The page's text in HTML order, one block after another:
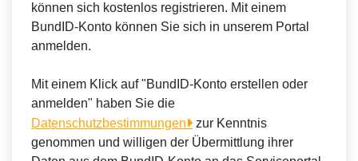
können sich kostenlos registrieren. Mit einem
BundID-Konto können Sie sich in unserem Portal
anmelden.
Mit einem Klick auf "BundID-Konto erstellen oder
anmelden" haben Sie die
Datenschutzbestimmungen
zur Kenntnis
genommen und willigen der Übermittlung ihrer